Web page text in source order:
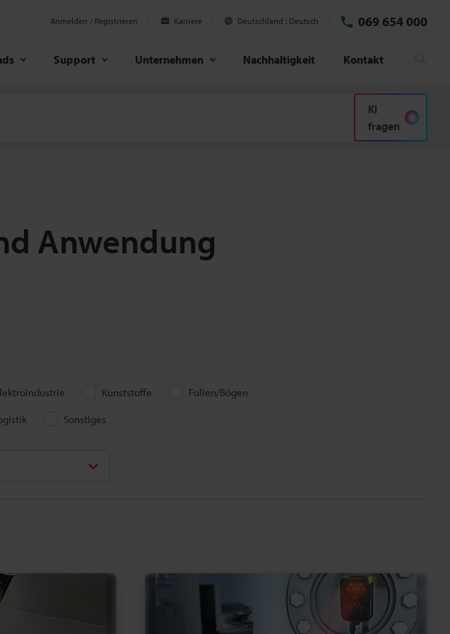
Anmelden / Registrieren Karriere Deutschland Deutsch 069 654 000
Support Unternehmen Nachhaltigkeit Kontakt
KI
fragen
Anwendung
Kunststoffe
Folien/Bögen
Sonstiges